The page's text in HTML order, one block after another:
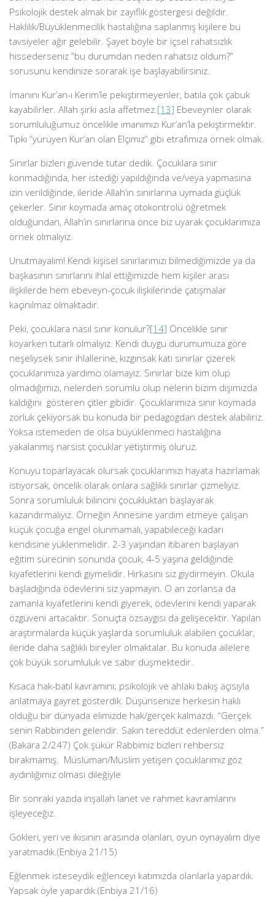
Psikolojik destek almak bir zayıflık göstergesi değildir.
Haklılık/Büyüklenmecilik hastalığına saplanmış kişilere bu
tavsiyeler ağır gelebilir. Şayet böyle bir içsel rahatsızlık
hissederseniz “bu durumdan neden rahatsız oldum?”
sorusunu kendinize sorarak işe başlayabilirsiniz.
İmanını Kur’an-ı Kerim’le pekiştirmeyenler, batıla çok çabuk
kayabilirler. Allah şirki asla affetmez.[13] Ebeveynler olarak
sorumluluğumuz öncelikle imanımızı Kur’an’la pekiştirmektir.
Tıpkı “yürüyen Kur’an olan Elçimiz” gibi etrafımıza örnek olmak.
Sınırlar bizleri güvende tutar dedik. Çocuklara sınır
konmadığında, her istediği yapıldığında ve/veya yapmasına
izin verildiğinde, ileride Allah’ın sınırlarına uymada güçlük
çekerler. Sınır koymada amaç otokontrolü öğretmek
olduğundan, Allah’ın sınırlarına önce biz uyarak çocuklarımıza
örnek olmalıyız.
Unutmayalım! Kendi kişisel sınırlarımızı bilmediğimizde ya da
başkasının sınırlarını ihlal ettiğimizde hem kişiler arası
ilişkilerde hem ebeveyn-çocuk ilişkilerinde çatışmalar
kaçınılmaz olmaktadır.
Peki, çocuklara nasıl sınır konulur?[14] Öncelikle sınır
koyarken tutarlı olmalıyız. Kendi duygu durumumuza göre
neşeliysek sınır ihlallerine, kızgınsak katı sınırlar çizerek
çocuklarımıza yardımcı olamayız. Sınırlar bize kim olup
olmadığımızı, nelerden sorumlu olup nelerin bizim dışımızda
kaldığını gösteren çitler gibidir. Çocuklarımıza sınır koymada
zorluk çekiyorsak bu konuda bir pedagogdan destek alabiliriz.
Yoksa istemeden de olsa büyüklenmeci hastalığına
yakalanmış narsist çocuklar yetiştirmiş oluruz.
Konuyu toparlayacak olursak çocuklarımızı hayata hazırlamak
istiyorsak, öncelik olarak onlara sağlıklı sınırlar çizmeliyiz.
Sonra sorumluluk bilincini çocukluktan başlayarak
kazandırmalıyız. Örneğin Annesine yardım etmeye çalışan
küçük çocuğa engel olunmamalı, yapabileceği kadarı
kendisine yüklenmelidir. 2-3 yaşından itibaren başlayan
eğitim sürecinin sonunda çocuk, 4-5 yaşına geldiğinde
kıyafetlerini kendi giymelidir. Hırkasını siz giydirmeyin. Okula
başladığında ödevlerini siz yapmayın. O an zorlansa da
zamanla kıyafetlerini kendi giyerek, ödevlerini kendi yaparak
özgüveni artacaktır. Sonuçta özsaygısı da gelişecektir. Yapılan
araştırmalarda küçük yaşlarda sorumluluk alabilen çocuklar,
ileride daha sağlıklı bireyler olmaktalar. Bu konuda ailelere
çok büyük sorumluluk ve sabır düşmektedir.
Kısaca hak-batıl kavramını; psikolojik ve ahlaki bakış açısıyla
anlatmaya gayret gösterdik. Düşünsenize herkesin haklı
olduğu bir dünyada elimizde hak/gerçek kalmazdı. “Gerçek
senin Rabbinden gelendir. Sakın tereddüt edenlerden olma.”
(Bakara 2/247) Çok şükür Rabbimiz bizleri rehbersiz
bırakmamış. Müslüman/Müslim yetişen çocuklarımız göz
aydınlığımız olması dileğiyle
Bir sonraki yazıda inşallah lanet ve rahmet kavramlarını
işleyeceğiz.
Gökleri, yeri ve ikisinin arasında olanları, oyun oynayalım diye
yaratmadık.(Enbiya 21/15)
Eğlenmek isteseydik eğlenceyi katımızda olanlarla yapardık.
Yapsak öyle yapardık.(Enbiya 21/16)